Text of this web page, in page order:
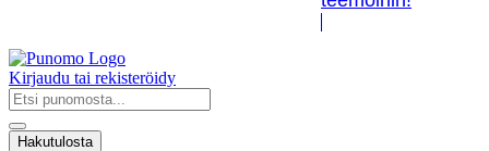
Kirjaudu tai rekisteröidy
Search
...
Hakutulosta